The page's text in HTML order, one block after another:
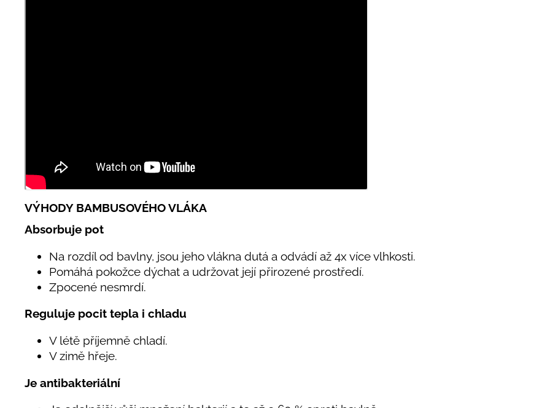
VÝHODY BAMBUSOVÉHO VLÁKA
Absorbuje pot
Na rozdíl od bavlny, jsou jeho vlákna dutá a odvádí až 4x více vlhkosti.
Pomáhá pokožce dýchat a udržovat její přirozené prostředí.
Zpocené nesmrdí.
Reguluje pocit tepla i chladu
V létě příjemně chladí.
V zimě hřeje.
Je antibakteriální